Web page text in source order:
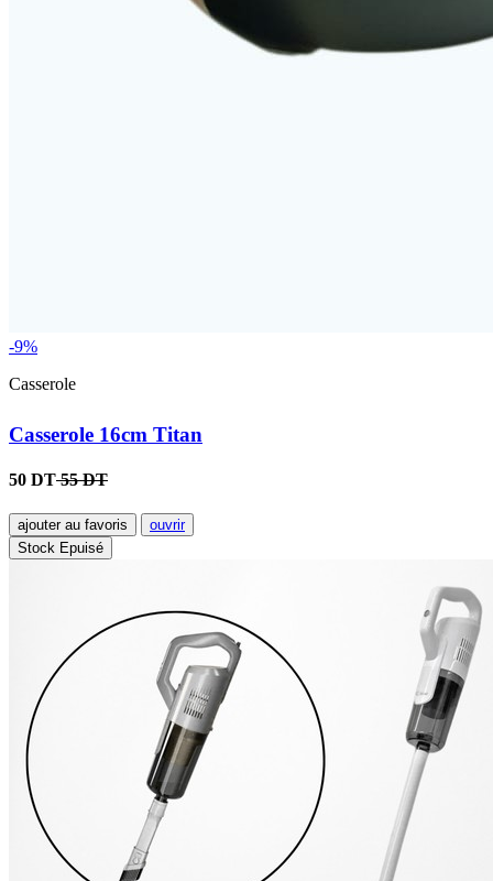
-9%
Casserole
Casserole 16cm Titan
50 DT55 DT
ajouter au favoris
ouvrir
Stock Epuisé